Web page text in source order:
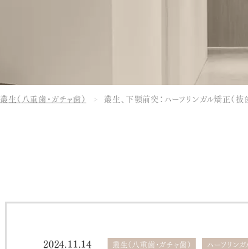
ダイレクトボ
ラミネートべ
叢生（八重歯・ガチャ歯） 叢生、下顎前突：ハーフリンガル矯正（抜
2024.11.14 叢生（八重歯・ガチャ歯） ハーフリン